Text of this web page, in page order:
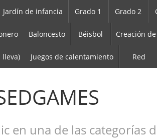
Jardín de infancia Grado 1 Grado 2
Baloncesto Béisbol Creación
lleva) Juegos de calentamiento Red
en una de las categorías